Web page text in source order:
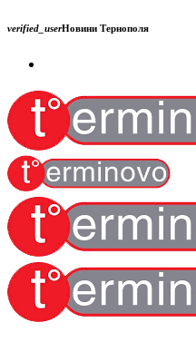
verified_userНовини Тернополя